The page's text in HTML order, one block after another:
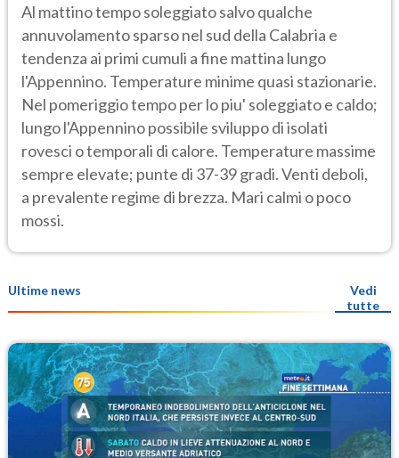
Al mattino tempo soleggiato salvo qualche
annuvolamento sparso nel sud della Calabria e
tendenza ai primi cumuli a fine mattina lungo
l'Appennino. Temperature minime quasi stazionarie.
Nel pomeriggio tempo per lo piu' soleggiato e caldo;
lungo l'Appennino possibile sviluppo di isolati
rovesci o temporali di calore. Temperature massime
sempre elevate; punte di 37-39 gradi. Venti deboli,
a prevalente regime di brezza. Mari calmi o poco
mossi.
Ultime news
Vedi
tutte